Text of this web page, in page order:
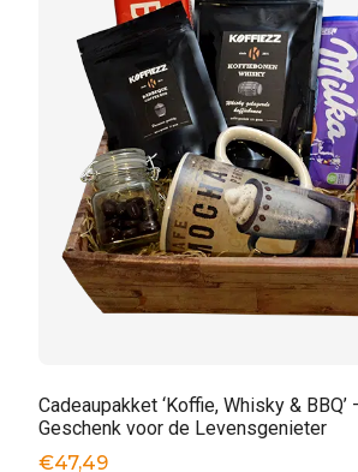
Cadeaupakket ‘Koffie, Whisky & BBQ’
Geschenk voor de Levensgenieter
€47,49